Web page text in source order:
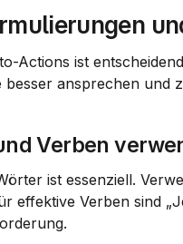
Actions ist
ansprechen und
Verben
ist essenziell.
effektive Verben sind